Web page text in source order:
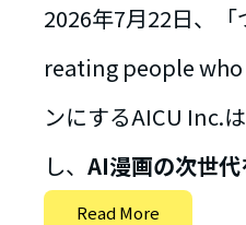
2026年7月22日、
reating people who
ンにするAICU Inc.
し、 AI漫画の次世代
Read More